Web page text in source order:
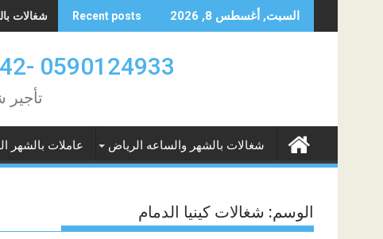
to
السبت, أغسطس 8, 2026 Recent posts شغالات
0590124933 -0580961342 عاملات بالشهر والساعه الدمام والخبر
تأجير
شغالات بالشهر والساعه الرياض عاملات بالشهر
الوسم: شغالات كينيا الدمام